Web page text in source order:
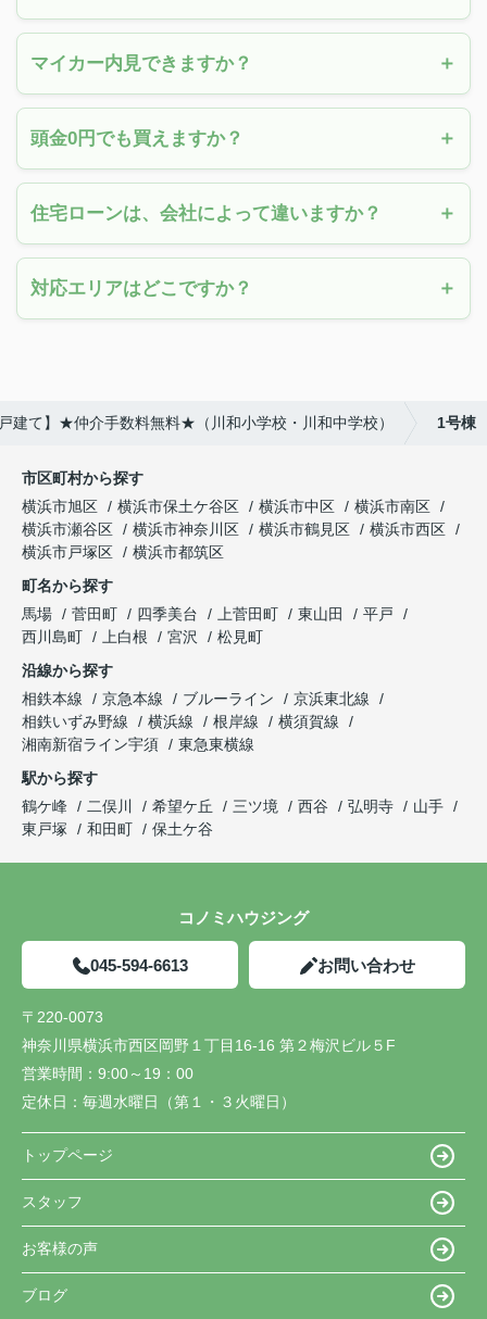
マイカー内見できますか？
頭金0円でも買えますか？
住宅ローンは、会社によって違いますか？
対応エリアはどこですか？
建て】★仲介手数料無料★（川和小学校・川和中学校） 1号棟
市区町村から探す
横浜市旭区
横浜市保土ケ谷区 横浜市中区
横浜市南区
横浜市瀬谷区
横浜市神奈川区 横浜市鶴見区
横浜市西区
横浜市戸塚区
横浜市都筑区
町名から探す
馬場
菅田町 四季美台 上菅田町 東山田
平戸
西川島町
上白根 宮沢
松見町
沿線から探す
相鉄本線
京急本線 ブルーライン
京浜東北線
相鉄いずみ野線
横浜線 根岸線
横須賀線
湘南新宿ライン宇須
東急東横線
駅から探す
鶴ケ峰
二俣川 希望ケ丘 三ツ境 西谷 弘明寺
山手
東戸塚
和田町 保土ケ谷
コノミハウジング
045-594-6613 お問い合わせ
〒220-0073
神奈川県横浜市西区岡野１丁目16-16 第２梅沢ビル５F
営業時間： 9:00～19：00
定休日： 毎週水曜日（第１・３火曜日）
トップページ
スタッフ
お客様の声
ブログ